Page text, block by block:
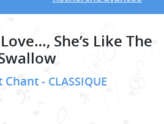
She’s Like The
Chant CLASSIQUE